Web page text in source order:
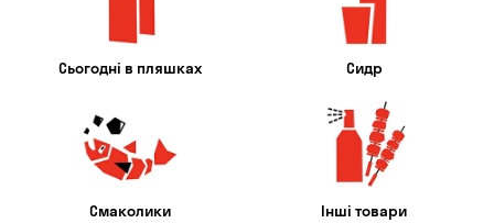
Сьогодні в пляшках Сидр
Смаколики Інші товари